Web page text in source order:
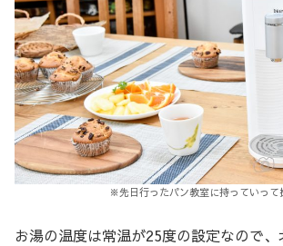
※先日行ったパン教室に持っていって
お湯の温度は常温が25度の設定なので